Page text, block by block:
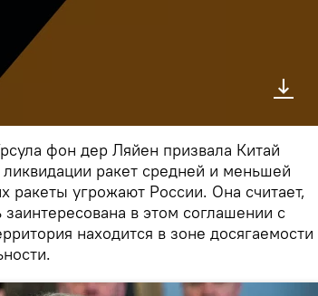
фон дер Ляйен призвала Китай
ракет средней и меньшей
ракеты угрожают России. Она считает,
в этом соглашении с
находится в зоне досягаемости